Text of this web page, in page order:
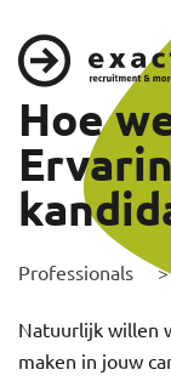
Hoe
Professionals >
Natuurlijk willen
maken in jouw